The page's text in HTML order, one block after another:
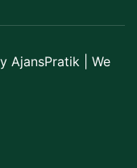
AjansPratik | We